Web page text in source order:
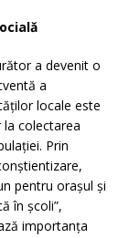
a devenit o
a
locale este
la colectarea
Prin
pentru orașul și
în școli”,
importanța